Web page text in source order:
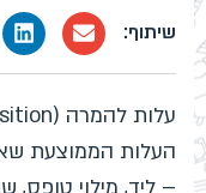
העלות הממוצעת
– ליד, מילוי טופס,